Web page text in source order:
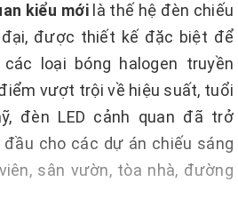
kiểu mớilà thế hệ đèn chiếu
được thiết kế đặc biệt để
loại bóng halogen truyền
vượt trội về hiệu suất, tuổi
đèn LED cảnh quan đã trở
cho các dự án chiếu sáng
sân vườn, tòa nhà, đường